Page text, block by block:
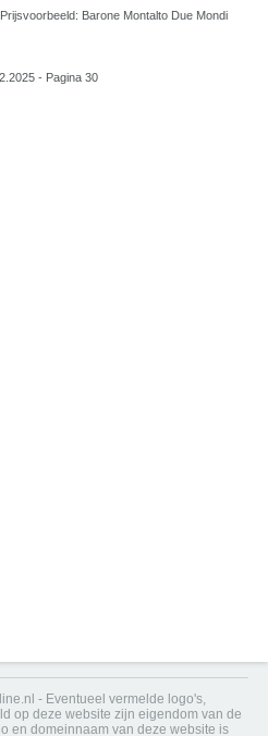
Barone Montalto Due Mondi
- Pagina 30
- Eventueel vermelde logo's,
op deze website zijn eigendom van de
en domeinnaam van deze website is